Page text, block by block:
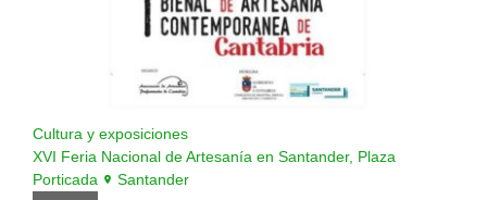
Cultura y exposiciones
XVI Feria Nacional de Artesanía en Santander, Plaza
Porticada
Santander